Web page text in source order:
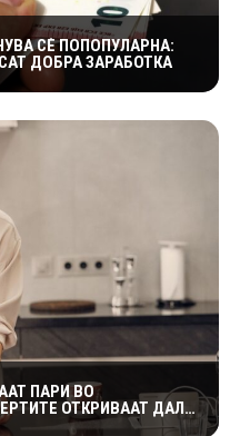
СÈ ПОПОПУЛАРНА:
ДОБРА ЗАРАБОТКА
ПАРИ ВО
ОТКРИВААТ ДАЛИ